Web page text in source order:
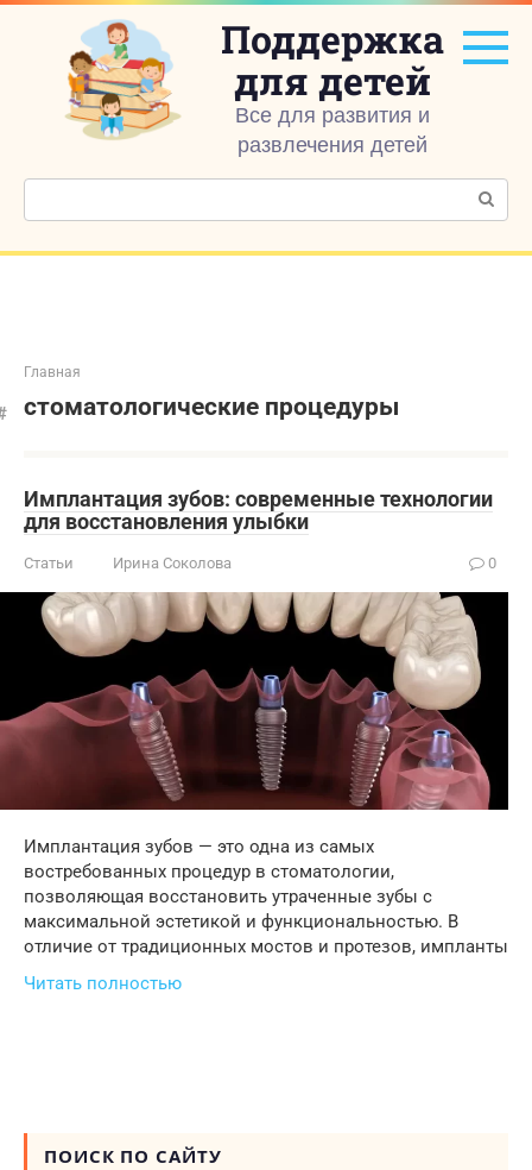
Перейти
контенту
Поддержка
для детей
Все для развития и
развлечения детей
Поиск:
Главная
стоматологические процедуры
Имплантация зубов: современные технологии
для восстановления улыбки
Статьи Ирина Соколова 0
Имплантация зубов — это одна из самых
востребованных процедур в стоматологии,
позволяющая восстановить утраченные зубы с
максимальной эстетикой и функциональностью. В
отличие от традиционных мостов и протезов, импланты
Читать полностью
ПОИСК ПО САЙТУ